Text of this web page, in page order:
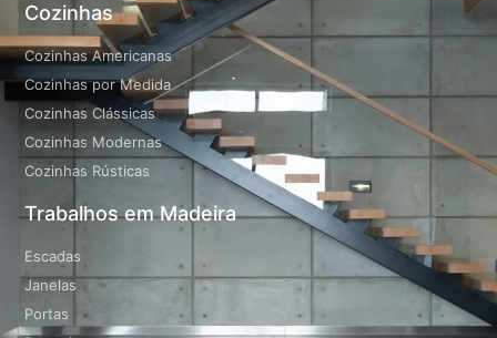
Cozinhas
Cozinhas Americanas
Cozinhas por Medida
Cozinhas Clássicas
Cozinhas Modernas
Cozinhas Rústicas
Trabalhos em Madeira
Escadas
Janelas
Portas